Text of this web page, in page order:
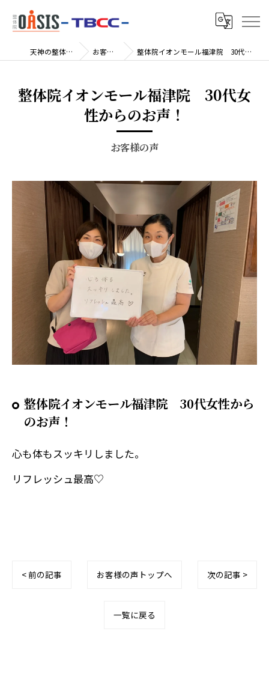
天神の整体院TBCC お客様の声 整体院イオンモール福津院 30代女性からのお声！
お客様の声
整体院イオンモール福津院 30代女
性からのお声！
整体院イオンモール福津院 30代女性から
のお声！
心も体もスッキリしました。
リフレッシュ最高♡
< 前の記事 お客様の声トップへ 次の記事 >
一覧に戻る